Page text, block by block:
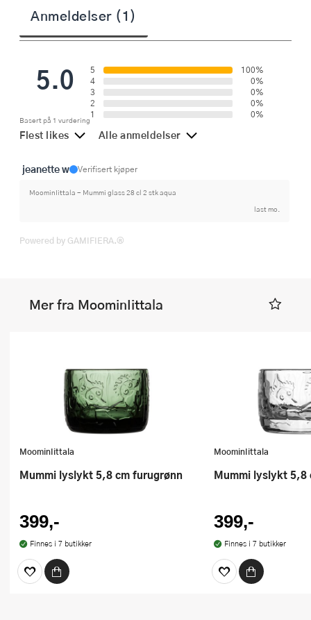
Anmeldelser (1)
5.0
Basert på 1 vurdering
5
100%
4
0%
3
0%
2
0%
1
0%
Flest likes Alle anmeldelser
jeanette w Verifisert kjøper
MoominIittala - Mummi glass 28 cl 2 stk aqua
last mo.
Powered by GAMIFIERA.®
Mer fra MoominIittala
MoominIittala
Mummi lyslykt 5,8 cm furugrønn
399,-
Finnes i 7 butikker
MoominIittala
Mummi lyslykt
399,-
Finnes i 7 butikker